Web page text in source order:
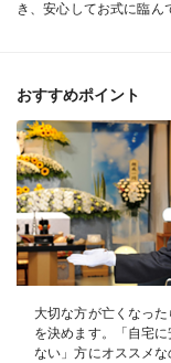
き、安心してお式に臨ん
おすすめポイント
大切な方が亡くなっ
を決めます。「自宅
ない」方にオススメな